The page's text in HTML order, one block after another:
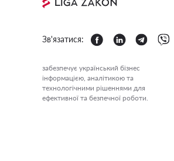
Зв'язатися:
забезпечує український бізнес
інформацією, аналітикою та
технологічними рішеннями для
ефективної та безпечної роботи.